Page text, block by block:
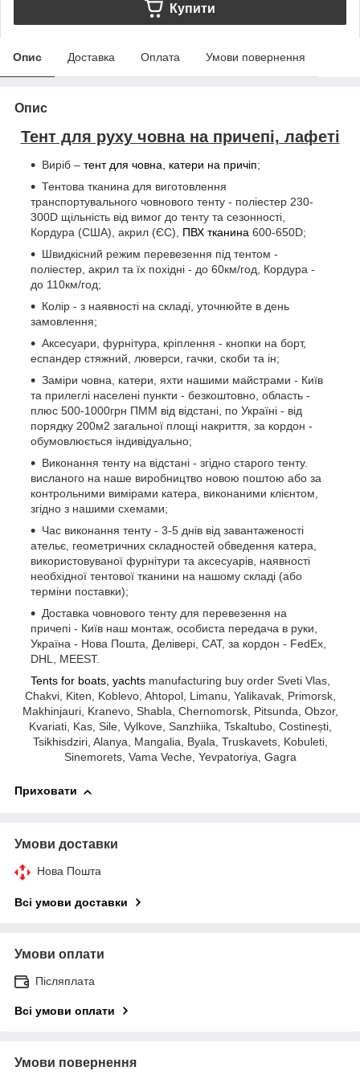
Купити
Опис Доставка Оплата Умови повернення
Опис
Тент для руху човна на причепі, лафеті
Виріб – тент для човна, катери на причіп;
Тентова тканина для виготовлення
транспортувального човнового тенту - поліестер 230-
300D щільність від вимог до тенту та сезонності,
Кордура (США), акрил (ЄС), ПВХ тканина 600-650D;
Швидкісний режим перевезення під тентом -
поліестер, акрил та їх похідні - до 60км/год, Кордура -
до 110км/год;
Колір - з наявності на складі, уточнюйте в день
замовлення;
Аксесуари, фурнітура, кріплення - кнопки на борт,
еспандер стяжний, люверси, гачки, скоби та ін;
Заміри човна, катери, яхти нашими майстрами - Київ
та прилеглі населені пункти - безкоштовно, область -
плюс 500-1000грн ПММ від відстані, по Україні - від
порядку 200м2 загальної площі накриття, за кордон -
обумовлюється індивідуально;
Виконання тенту на відстані - згідно старого тенту.
висланого на наше виробництво новою поштою або за
контрольними вимірами катера, виконаними клієнтом,
згідно з нашими схемами;
Час виконання тенту - 3-5 днів від завантаженості
ательє, геометричних складностей обведення катера,
використовуваної фурнітури та аксесуарів, наявності
необхідної тентової тканини на нашому складі (або
терміни поставки);
Доставка човнового тенту для перевезення на
причепі - Київ наш монтаж, особиста передача в руки,
Україна - Нова Пошта, Делівері, САТ, за кордон - FedEx,
DHL, MEEST.
Tents for boats, yachtsmanufacturing buy order Sveti Vlas,
Chakvi, Kiten, Koblevo, Ahtopol, Limanu, Yalikavak, Primorsk,
Makhinjauri, Kranevo, Shabla, Chernomorsk, Pitsunda, Obzor,
Kvariati, Kas, Sile, Vylkove, Sanzhiika, Tskaltubo, Costinești,
Tsikhisdziri, Alanya, Mangalia, Byala, Truskavets, Kobuleti,
Sinemorets, Vama Veche, Yevpatoriya, Gagra
Приховати
Умови доставки
Нова Пошта
Всі умови доставки
Умови оплати
Післяплата
Всі умови оплати
Умови повернення